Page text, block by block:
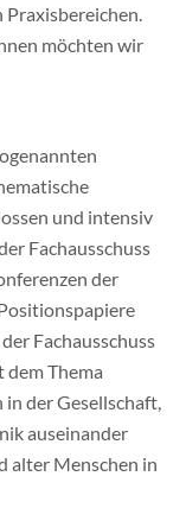
Praxisbereichen.
möchten wir
und intensiv
Fachausschuss
der
Fachausschuss
Thema
der Gesellschaft,
auseinander
alter Menschen in